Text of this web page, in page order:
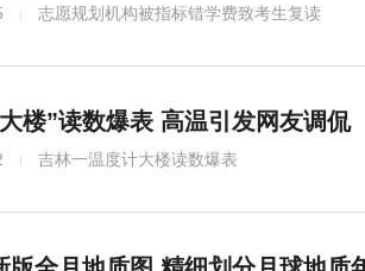
志愿规划机构被指标错学费致考生复读
楼”读数爆表 高温引发网友调侃
吉林一温度计大楼读数爆表